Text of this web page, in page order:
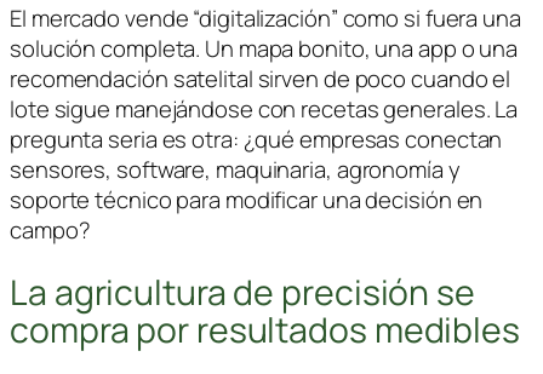
El mercado vende “digitalización” como si fuera una
solución completa. Un mapa bonito, una app o una
recomendación satelital sirven de poco cuando el
lote sigue manejándose con recetas generales. La
pregunta seria es otra: ¿qué empresas conectan
sensores, software, maquinaria, agronomía y
soporte técnico para modificar una decisión en
campo?
La agricultura de precisión se
compra por resultados medibles